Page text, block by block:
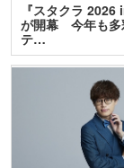
『スタクラ 2026
が開幕 今年も多
テ…